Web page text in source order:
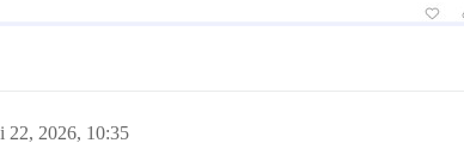
22, 2026, 10:35